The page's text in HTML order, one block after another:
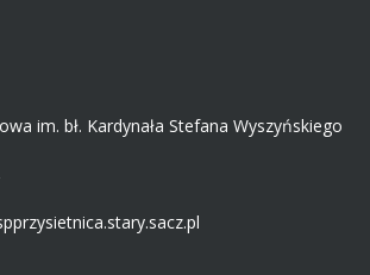
im. bł. Kardynała Stefana Wyszyńskiego